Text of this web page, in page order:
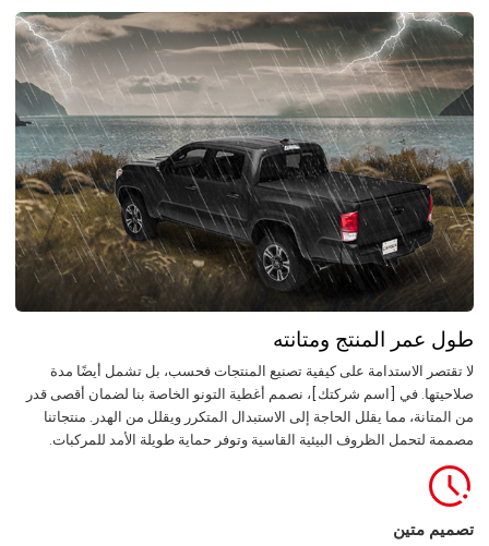
طول عمر المنتج ومتانته
لا تقتصر الاستدامة على كيفية تصنيع المنتجات فحسب، بل تشمل أيضًا مدة
صلاحيتها. في [اسم شركتك]، نصمم أغطية التونو الخاصة بنا لضمان أقصى قدر
من المتانة، مما يقلل الحاجة إلى الاستبدال المتكرر ويقلل من الهدر. منتجاتنا
مصممة لتحمل الظروف البيئية القاسية وتوفر حماية طويلة الأمد للمركبات.
تصميم متين